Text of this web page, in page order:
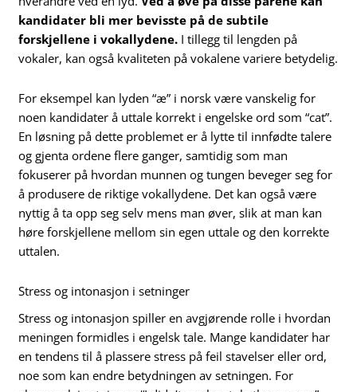
kandidater bli mer bevisste på de subtile
forskjellene i vokallydene. I tillegg til lengden på
vokaler, kan også kvaliteten på vokalene variere betydelig.
For eksempel kan lyden “æ” i norsk være vanskelig for
noen kandidater å uttale korrekt i engelske ord som “cat”.
En løsning på dette problemet er å lytte til innfødte talere
og gjenta ordene flere ganger, samtidig som man
fokuserer på hvordan munnen og tungen beveger seg for
å produsere de riktige vokallydene. Det kan også være
nyttig å ta opp seg selv mens man øver, slik at man kan
høre forskjellene mellom sin egen uttale og den korrekte
uttalen.
Stress og intonasjon i setninger
Stress og intonasjon spiller en avgjørende rolle i hvordan
meningen formidles i engelsk tale. Mange kandidater har
en tendens til å plassere stress på feil stavelser eller ord,
noe som kan endre betydningen av setningen. For